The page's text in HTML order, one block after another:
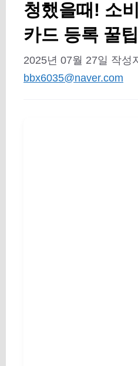
청했을때! 소
카드 등록 꿀
2025년 07월 27일 작성
bbx6035@naver.com